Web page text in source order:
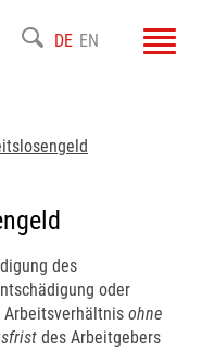
DE EN
des
oder
ohne
des Arbeitgebers